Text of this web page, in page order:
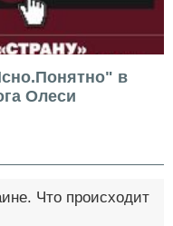
в
Олеси
Что происходит